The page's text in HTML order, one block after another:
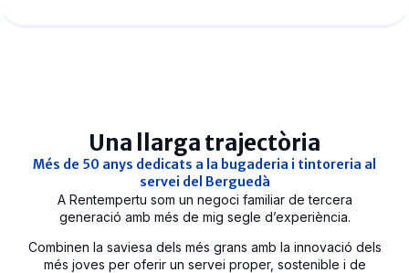
Una llarga trajectòria
Més de 50 anys dedicats a la bugaderia i tintoreria al
servei del Berguedà
A Rentempertu som un negoci familiar de tercera
generació amb més de mig segle d’experiència.
Combinen la saviesa dels més grans amb la innovació dels
més joves per oferir un servei proper, sostenible i de